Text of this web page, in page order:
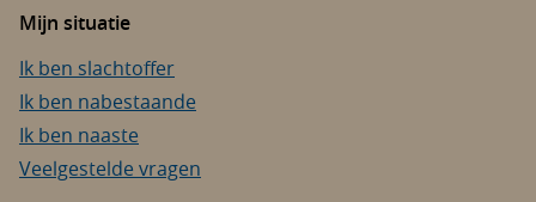
Mijn situatie
Ik ben slachtoffer
Ik ben nabestaande
Ik ben naaste
Veelgestelde vragen